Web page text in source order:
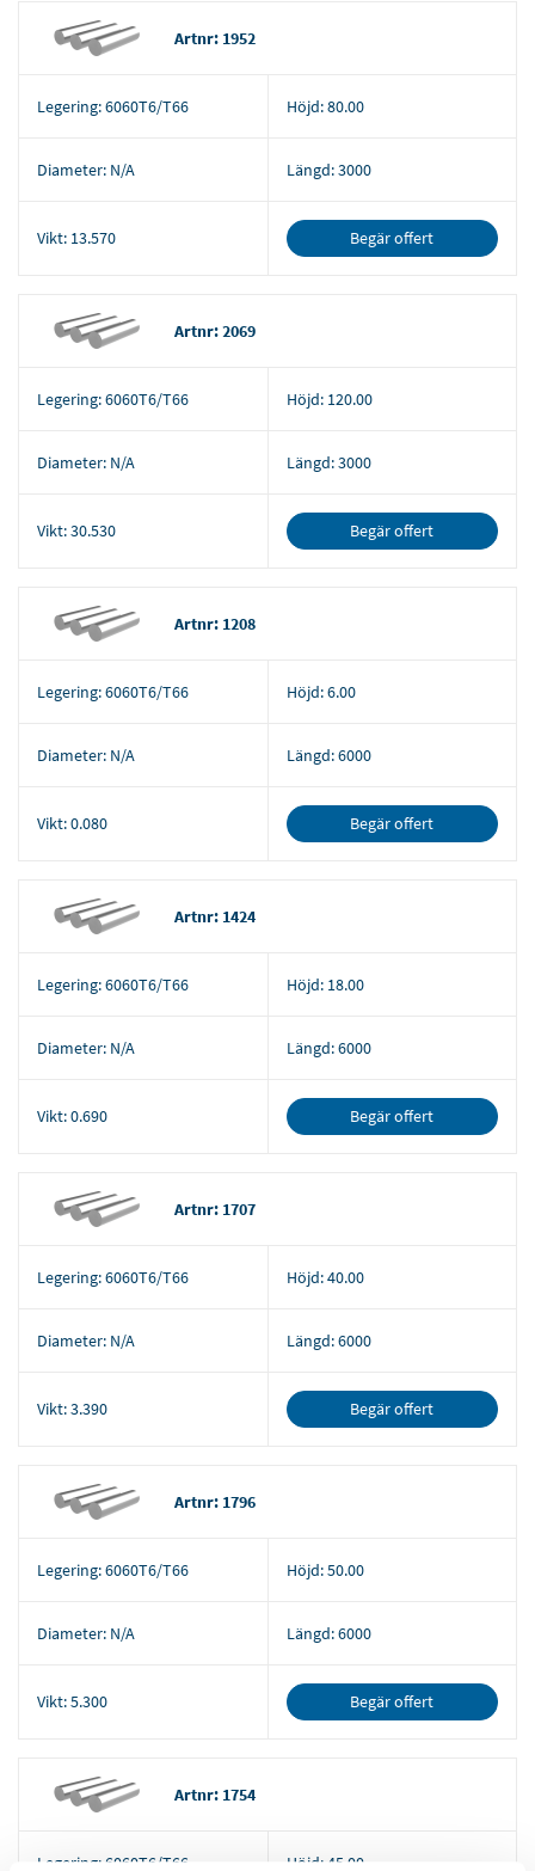
Artnr: 1952
Legering:6060T6/T66 Höjd:80.00
Diameter: N/A Längd:3000
Vikt: 13.570 Begär offert
Artnr: 2069
Legering:6060T6/T66 Höjd: 120.00
Diameter: N/A Längd:3000
Vikt:30.530 Begär offert
Artnr: 1208
Legering:6060T6/T66 Höjd:6.00
Diameter: N/A Längd:6000
Vikt:0.080 Begär offert
Artnr: 1424
Legering:6060T6/T66 Höjd: 18.00
Diameter: N/A Längd:6000
Vikt:0.690 Begär offert
Artnr: 1707
Legering:6060T6/T66 Höjd:40.00
Diameter: N/A Längd:6000
Vikt:3.390 Begär offert
Artnr: 1796
Legering:6060T6/T66 Höjd:50.00
Diameter: N/A Längd:6000
Vikt:5.300 Begär offert
Artnr: 1754
Legering: 6060T6/T66 Höjd: 45.00